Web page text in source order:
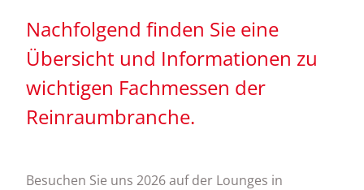
Nachfolgend finden Sie eine
Übersicht und Informationen zu
wichtigen Fachmessen der
Reinraumbranche.
Besuchen Sie uns 2026 auf der Lounges in